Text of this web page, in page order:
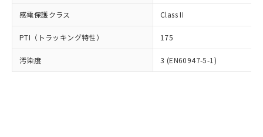
感電保護クラス Class II
PTI（トラッキング特性） 175
汚染度 3 (EN60947-5-1)
点は「
販売ネットワーク
」をご確認
在庫状況および標準価格結果を当社の
事前の承諾なく第三者に漏洩または開
示しないようお願いします。
マイパーツ機能（部品リスト作成サー
※2 対応予定月
部品在庫の切り替え状況などにより、予定
※2 環境保護使用期限
「ｅ」：有害物質（10物質）のすべてが基
「10」：通常の使用状況下において有害物
武器並びにこれらの製造装置等に一切
使用いたしません。
当社は、貴社製品を第三者に販売する
場合は、上記1、2および3の内容を当
該第三者に通知します。また当社は、
販売先および販売に係わる関係者が違
たはお客様担当のオムロン制御
機器販売店・当社販売員にご確
空
受注生産機種、また在庫状況の